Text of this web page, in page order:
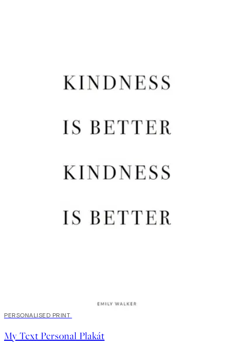
20%*
PERSONALISED PRINT
My Text Personal Plakát